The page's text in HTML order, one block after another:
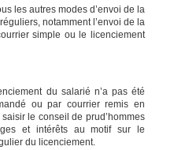
les autres modes d’envoi de la
notamment l’envoi de la
simple ou le licenciement
du salarié n’a pas été
ou par courrier remis en
le conseil de prud’hommes
et intérêts au motif sur le
du licenciement.